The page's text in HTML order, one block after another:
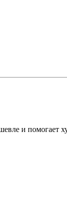
и помогает